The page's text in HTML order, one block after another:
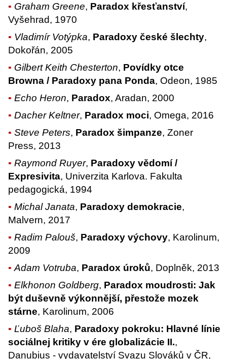
Graham Greene, Paradox křesťanství,
Vyšehrad, 1970
Vladimír Votýpka, Paradoxy české šlechty,
Dokořán, 2005
Gilbert Keith Chesterton, Povídky otce
Browna / Paradoxy pana Ponda, Odeon, 1985
Echo Heron, Paradox, Aradan, 2000
Dacher Keltner, Paradox moci, Omega, 2016
Steve Peters, Paradox šimpanze, Zoner
Press, 2013
Raymond Ruyer, Paradoxy vědomí /
Expresivita, Univerzita Karlova. Fakulta
pedagogická, 1994
Michal Janata, Paradoxy demokracie,
Malvern, 2017
Radim Palouš, Paradoxy výchovy, Karolinum,
2009
Adam Votruba, Paradox úroků, Doplněk, 2013
Elkhonon Goldberg, Paradox moudrosti: Jak
být duševně výkonnější, přestože mozek
stárne, Karolinum, 2006
Ľuboš Blaha, Paradoxy pokroku: Hlavné línie
sociálnej kritiky v ére globalizácie II.,
Danubius - vydavatelství Svazu Slováků v ČR,